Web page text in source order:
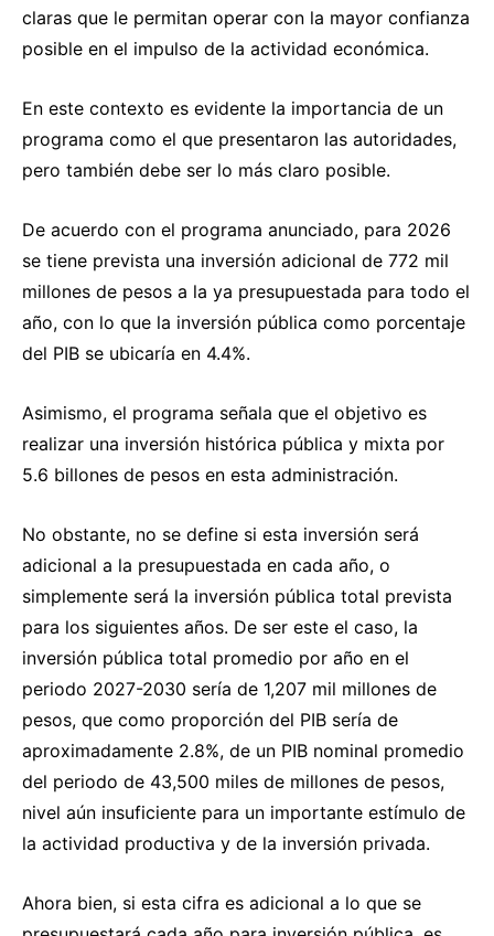
claras que le permitan operar con la mayor confianza
posible en el impulso de la actividad económica.
En este contexto es evidente la importancia de un
programa como el que presentaron las autoridades,
pero también debe ser lo más claro posible.
De acuerdo con el programa anunciado, para 2026
se tiene prevista una inversión adicional de 772 mil
millones de pesos a la ya presupuestada para todo el
año, con lo que la inversión pública como porcentaje
del PIB se ubicaría en 4.4%.
Asimismo, el programa señala que el objetivo es
realizar una inversión histórica pública y mixta por
5.6 billones de pesos en esta administración.
No obstante, no se define si esta inversión será
adicional a la presupuestada en cada año, o
simplemente será la inversión pública total prevista
para los siguientes años. De ser este el caso, la
inversión pública total promedio por año en el
periodo 2027-2030 sería de 1,207 mil millones de
pesos, que como proporción del PIB sería de
aproximadamente 2.8%, de un PIB nominal promedio
del periodo de 43,500 miles de millones de pesos,
nivel aún insuficiente para un importante estímulo de
la actividad productiva y de la inversión privada.
Ahora bien, si esta cifra es adicional a lo que se